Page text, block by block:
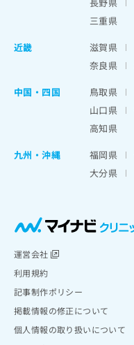
三重県
近畿
滋賀県
奈良県
中国・四国
鳥取県
山口県
高知県
九州・沖縄
福岡県
大分県
運営会社
利用規約
記事制作ポリシー
掲載情報の修正について
個人情報の取り扱いについて